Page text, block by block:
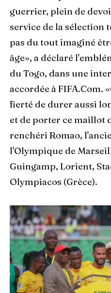
guerrier, plein de
service de la sélection
pas du tout imaginé
âge», a déclaré
du Togo, dans une
accordée à FIFA.Com.
fierté de durer aussi
et de porter ce maillot
renchéri Romao,
l'Olympique de
Guingamp, Lorient,
Olympiacos (Grèce).